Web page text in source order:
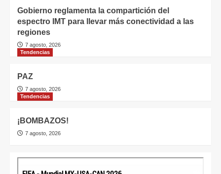
Gobierno reglamenta la compartición del
espectro IMT para llevar más conectividad a las
regiones
7 agosto, 2026
Tendencias
PAZ
7 agosto, 2026
Tendencias
¡BOMBAZOS!
7 agosto, 2026